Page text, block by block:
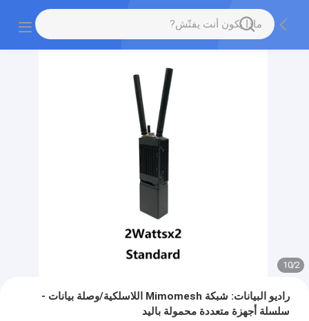
2
/
10
راديو البيانات: شبكة Mimomesh اللاسلكية/وصلة بيانات -
سلسلة أجهزة متعددة محمولة باليد